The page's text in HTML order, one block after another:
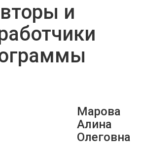
и
Марова
Алина
Олеговна